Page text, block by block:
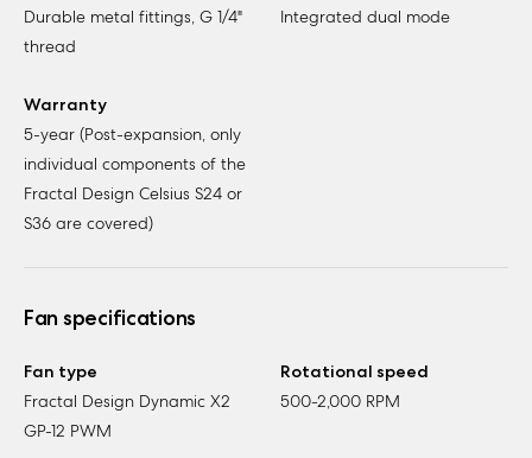
Durable metal fittings, G 1/4"
thread
Integrated dual mode
Warranty
5-year (Post-expansion, only
individual components of the
Fractal Design Celsius S24 or
S36 are covered)
Fan specifications
Fan type
Fractal Design Dynamic X2
GP-12 PWM
Rotational speed
500-2,000 RPM